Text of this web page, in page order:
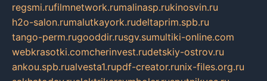
regsmi.rufilmnetwork.rumalinasp.rukinosvin.ru
h2o-salon.rumalutkayork.rudeltaprim.spb.ru
tango-perm.rugooddir.rusgv.sumultiki-online.com
webkrasotki.comcherinvest.rudetskiy-ostrov.ru
ankou.spb.rualvesta1.rupdf-creator.runix-files.org.ru